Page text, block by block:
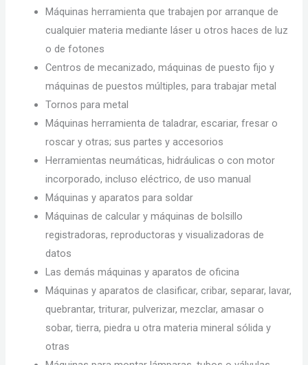
Máquinas herramienta que trabajen por arranque de
cualquier materia mediante láser u otros haces de luz
o de fotones
Centros de mecanizado, máquinas de puesto fijo y
máquinas de puestos múltiples, para trabajar metal
Tornos para metal
Máquinas herramienta de taladrar, escariar, fresar o
roscar y otras; sus partes y accesorios
Herramientas neumáticas, hidráulicas o con motor
incorporado, incluso eléctrico, de uso manual
Máquinas y aparatos para soldar
Máquinas de calcular y máquinas de bolsillo
registradoras, reproductoras y visualizadoras de
datos
Las demás máquinas y aparatos de oficina
Máquinas y aparatos de clasificar, cribar, separar, lavar,
quebrantar, triturar, pulverizar, mezclar, amasar o
sobar, tierra, piedra u otra materia mineral sólida y
otras